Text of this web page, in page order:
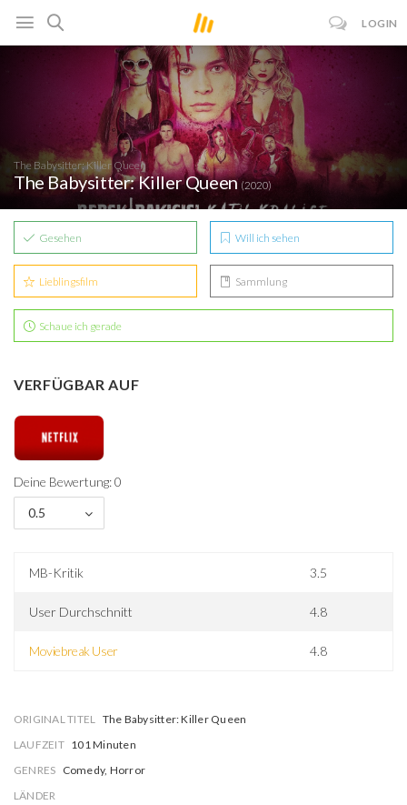
LOGIN
The Babysitter: Killer Queen
The Babysitter: Killer Queen(2020)
Gesehen Will ich sehen
Lieblingsfilm Sammlung
Schaue ich gerade
VERFÜGBAR AUF
Deine Bewertung: 0
0.5
MB-Kritik 3.5
User Durchschnitt 4.8
Moviebreak User 4.8
ORIGINAL TITEL The Babysitter: Killer Queen
LAUFZEIT 101 Minuten
GENRES Comedy, Horror
LÄNDER